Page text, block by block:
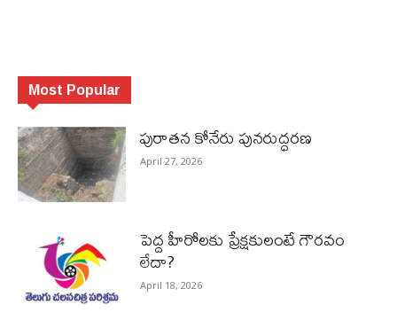
Most Popular
పురాత‌న కోనేరు పున‌రుద్ధ‌ర‌ణ
April 27, 2026
పెద్ద హీరోల‌కు ప్రేక్ష‌కులంటే గౌర‌వం
లేదా?
April 18, 2026